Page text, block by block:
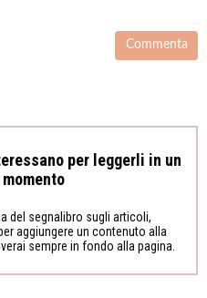
per leggerli in un
del segnalibro sugli articoli,
aggiungere un contenuto alla
sempre in fondo alla pagina.